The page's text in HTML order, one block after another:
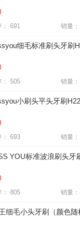
库存： 691 销量
细毛标准刷头牙刷
库存： 505 销量
小刷头平头牙刷
库存： 693 销量
YOU标准波浪刷头牙
库存： 805 销量
细毛小头牙刷（颜色随